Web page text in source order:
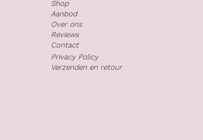
Shop
Aanbod
Over ons
Reviews
Contact
Privacy Policy
Verzenden en retour